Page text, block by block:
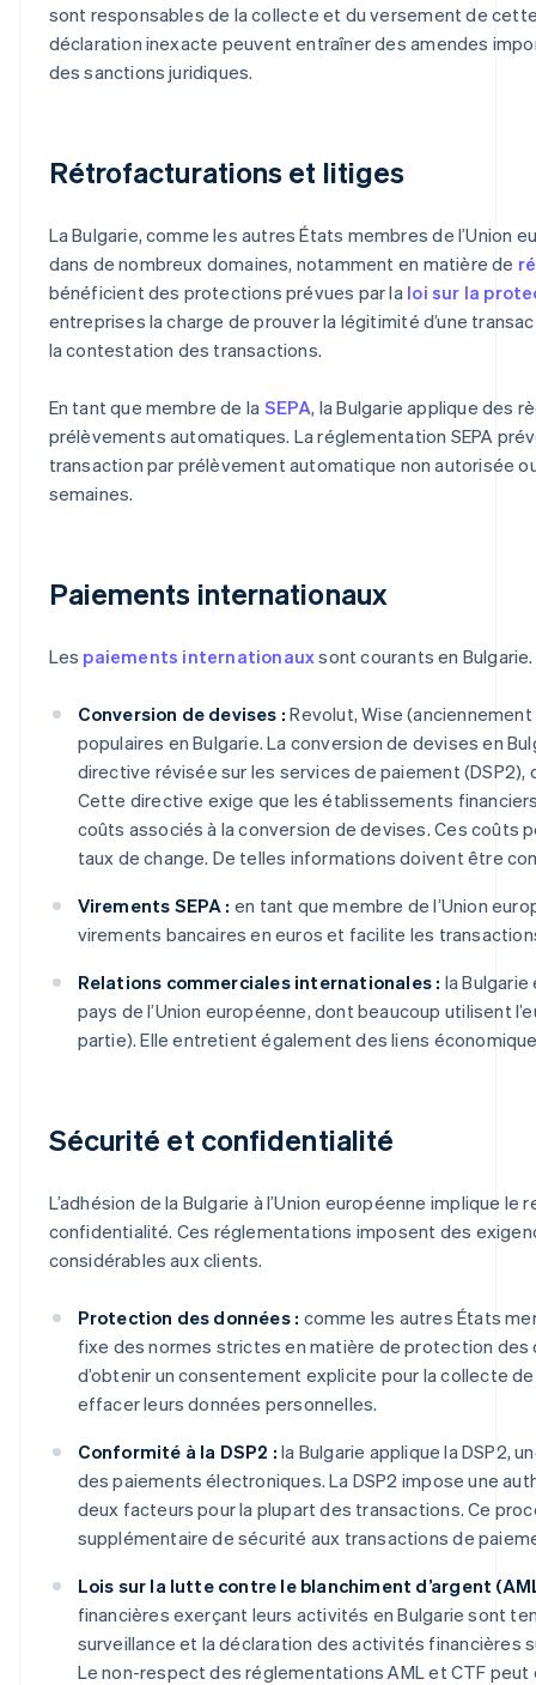
sont responsables de la collecte et du versement de
déclaration inexacte peuvent entraîner des amendes
des sanctions juridiques.
Rétrofacturations et litiges
La Bulgarie, comme les autres États membres de
dans de nombreux domaines, notamment en matière de
bénéficient des protections prévues par la loi sur la
entreprises la charge de prouver la légitimité d’une
la contestation des transactions.
En tant que membre de la SEPA, la Bulgarie applique des
prélèvements automatiques. La réglementation SEPA
transaction par prélèvement automatique non autorisée
semaines.
Paiements internationaux
Les paiements internationauxsont courants en
Conversion de devises : Revolut, Wise
populaires en Bulgarie. La conversion de devises en
directive révisée sur les services de paiement
Cette directive exige que les établissements
coûts associés à la conversion de devises. Ces coûts
taux de change. De telles informations doivent être
Virements SEPA : en tant que membre de l’Union
virements bancaires en euros et facilite les
Relations commerciales internationales : la
pays de l’Union européenne, dont beaucoup utilisent
partie). Elle entretient également des liens
Sécurité et confidentialité
L’adhésion de la Bulgarie à l’Union européenne implique
confidentialité. Ces réglementations imposent des
considérables aux clients.
Protection des données : comme les autres États
fixe des normes strictes en matière de protection des
d’obtenir un consentement explicite pour la collecte
effacer leurs données personnelles.
Conformité à la DSP2 : la Bulgarie applique la DSP2,
des paiements électroniques. La DSP2 impose une
deux facteurs pour la plupart des transactions. Ce
supplémentaire de sécurité aux transactions de
Lois sur la lutte contre le blanchiment d’argent
financières exerçant leurs activités en Bulgarie sont
surveillance et la déclaration des activités financières
Le non-respect des réglementations AML et CTF